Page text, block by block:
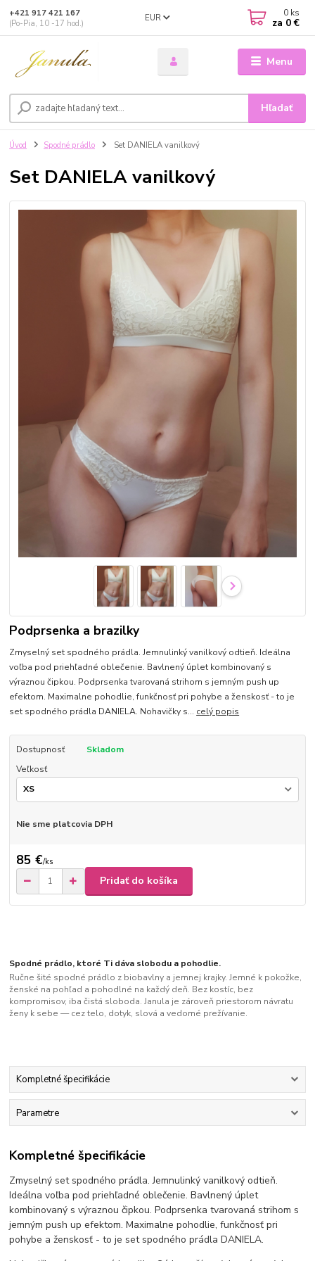
Menu
EUR
Hľadať
+421 917 421 167
(Po-Pia, 10 -17 hod.)
0 ks
za 0 €
Úvod Spodné prádlo Set DANIELA vanilkový
Set DANIELA vanilkový
Podprsenka a brazilky
Zmyselný set spodného prádla. Jemnulinký vanilkový odtieň. Ideálna
voľba pod priehľadné oblečenie. Bavlnený úplet kombinovaný s
výraznou čipkou. Podprsenka tvarovaná strihom s jemným push up
efektom. Maximalne pohodlie, funkčnosť pri pohybe a ženskosť - to je
set spodného prádla DANIELA. Nohavičky s... celý popis
Dostupnosť
Skladom
Veľkosť
Nie sme platcovia DPH
85 €/ks
Pridať do košíka
Spodné prádlo, ktoré Ti dáva slobodu a pohodlie.
Ručne šité spodné prádlo z biobavlny a jemnej krajky. Jemné k pokožke,
ženské na pohľad a pohodlné na každý deň. Bez kostíc, bez
kompromisov, iba čistá sloboda. Janula je zároveň priestorom návratu
ženy k sebe — cez telo, dotyk, slová a vedomé prežívanie.
Kompletné špecifikácie
Parametre
Kompletné špecifikácie
Zmyselný set spodného prádla. Jemnulinký vanilkový odtieň.
Ideálna voľba pod priehľadné oblečenie. Bavlnený úplet
kombinovaný s výraznou čipkou. Podprsenka tvarovaná strihom s
jemným push up efektom. Maximalne pohodlie, funkčnosť pri
pohybe a ženskosť - to je set spodného prádla DANIELA.